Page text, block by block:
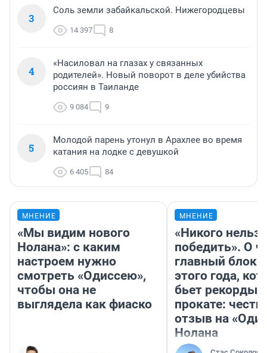
3
Соль земли забайкальской. Нижегородцевы
14 397 8
4
«Насиловал на глазах у связанных
родителей». Новый поворот в деле убийства
россиян в Таиланде
9 084 9
5
Молодой парень утонул в Арахлее во время
катания на лодке с девушкой
6 405 84
МНЕНИЕ
«Мы видим нового
Нолана»: с каким
настроем нужно
смотреть «Одиссею»,
чтобы она не
выглядела как фиаско
МНЕНИЕ
«Никого нельзя
победить». О
главный
этого года,
бьет рекорды в
прокате:
отзыв на
Нолана